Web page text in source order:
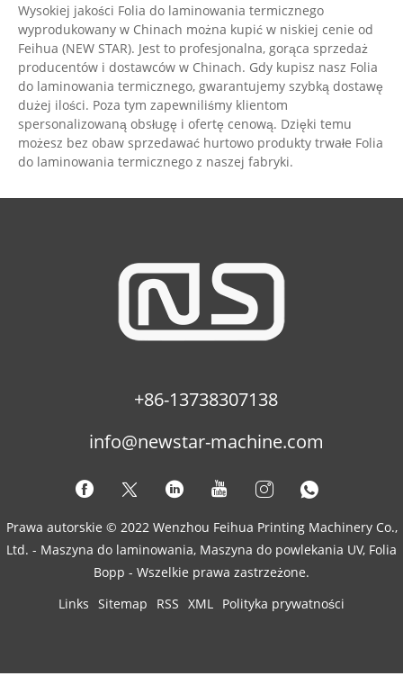
Wysokiej jakości Folia do laminowania termicznego
wyprodukowany w Chinach można kupić w niskiej cenie od
Feihua (NEW STAR). Jest to profesjonalna, gorąca sprzedaż
producentów i dostawców w Chinach. Gdy kupisz nasz Folia
do laminowania termicznego, gwarantujemy szybką dostawę
dużej ilości. Poza tym zapewniliśmy klientom
spersonalizowaną obsługę i ofertę cenową. Dzięki temu
możesz bez obaw sprzedawać hurtowo produkty trwałe Folia
do laminowania termicznego z naszej fabryki.
+86-13738307138
info@newstar-machine.com
Prawa autorskie © 2022 Wenzhou Feihua Printing Machinery Co.,
Ltd. - Maszyna do laminowania, Maszyna do powlekania UV, Folia
Bopp - Wszelkie prawa zastrzeżone.
Links Sitemap RSS XML Polityka prywatności